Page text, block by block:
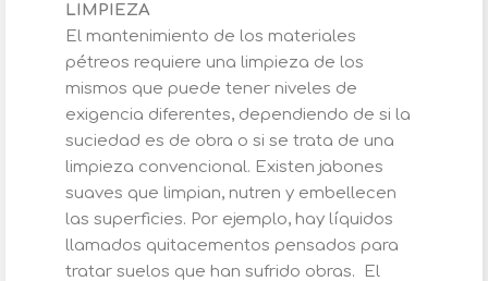
LIMPIEZA
El mantenimiento de los materiales
pétreos requiere una limpieza de los
mismos que puede tener niveles de
exigencia diferentes, dependiendo de si la
suciedad es de obra o si se trata de una
limpieza convencional. Existen jabones
suaves que limpian, nutren y embellecen
las superficies. Por ejemplo, hay líquidos
llamados quitacementos pensados para
tratar suelos que han sufrido obras. El